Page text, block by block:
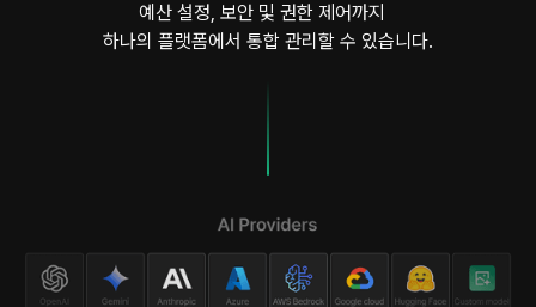
예산 설정, 보안 및 권한 제어까지
하나의 플랫폼에서 통합 관리할 수 있습니다.